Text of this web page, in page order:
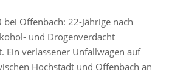
bei Offenbach: 22-Jährige nach
und Drogenverdacht
Ein verlassener Unfallwagen auf
Hochstadt und Offenbach an